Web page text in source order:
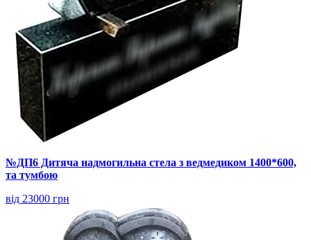
№ДП6 Дитяча надмогильна стела з ведмедиком 1400*600,
та тумбою
від 23000 грн